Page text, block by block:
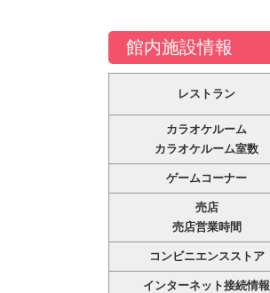
館内施設情報
レストラン
カラオケルーム
カラオケルーム室数
ゲームコーナー
売店
売店営業時間
コンビニエンスストア
インターネット接続情報